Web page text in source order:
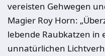
vereisten Gehwegen
Magier Roy Horn:
lebende Raubkatzen
unnatürlichen